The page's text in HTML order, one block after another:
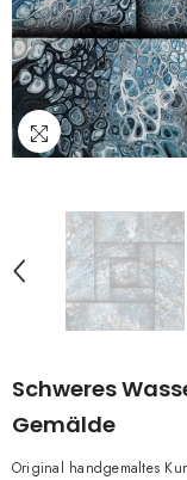
Schweres
Gemälde
Original handgemaltes